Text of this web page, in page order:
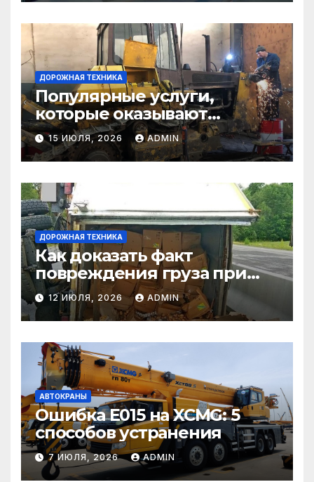
ДОРОЖНАЯ ТЕХНИКА
Популярные услуги,
которые оказывают
самосвалы в строительстве
и логистике
15 ИЮЛЯ, 2026 ADMIN
ДОРОЖНАЯ ТЕХНИКА
Как доказать факт
повреждения груза при
страховом случае
12 ИЮЛЯ, 2026 ADMIN
АВТОКРАНЫ
Ошибка E015 на XCMG: 5
способов устранения
7 ИЮЛЯ, 2026 ADMIN